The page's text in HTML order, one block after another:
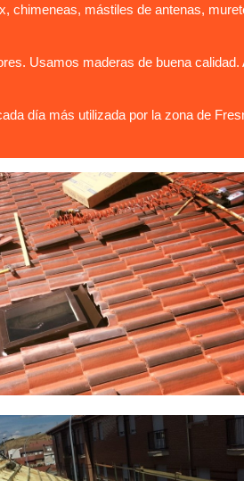
mástiles de antenas,
Usamos maderas de buena
día más utilizada por la zona de